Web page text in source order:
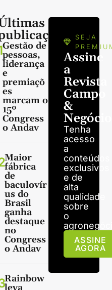
Gestão de
pessoas,
liderança
e
premiaçõ
es
marcam o
15º
Congress
o Andav
Maior
fábrica
de
baculovír
us do
Brasil
ganha
destaque
no
Congress
o Andav
Rainbow
SEJA
Assine
a
Revista
Campo
&
Tenha
acesso
a
conteúdos
exclusivos
e de
alta
qualidade
sobre
o
ASSINE
AGORA